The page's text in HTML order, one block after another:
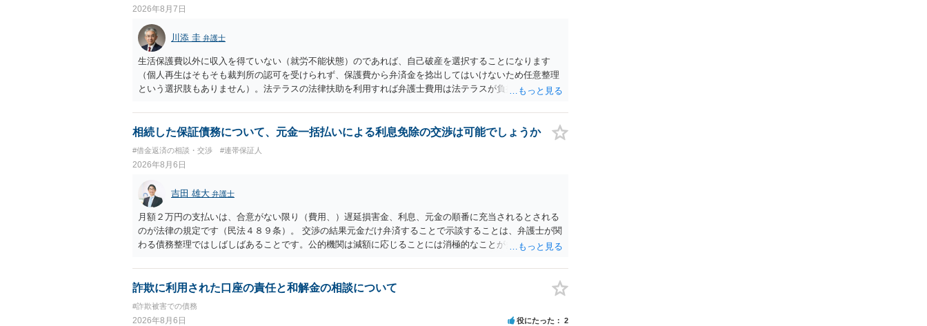
2026年8月7日
川添 圭 弁護士
生活保護費以外に収入を得ていない（就労不能状態）のであれば、自己破産を選択することになります
（個人再生はそもそも裁判所の認可を受けられず、保護費から弁済金を捻出してはいけないため任意整理
という選択肢もありません）。法テラスの法律扶助を利用すれば弁護士費用は法テラスが負担し、裁判所
相続した保証債務について、元金一括払いによる利息免除の交渉は可能でしょうか
#借金返済の相談・交渉 #連帯保証人
2026年8月6日
吉田 雄大 弁護士
月額２万円の支払いは、合意がない限り（費用、）遅延損害金、利息、元金の順番に充当されるとされる
のが法律の規定です（民法４８９条）。 交渉の結果元金だけ弁済することで示談することは、弁護士が関
わる債務整理ではしばしばあることです。公的機関は減額に応じることには消極的なことが多いものの、
詐欺に利用された口座の責任と和解金の相談について
#詐欺被害での債務
2026年8月6日 役にたった 2